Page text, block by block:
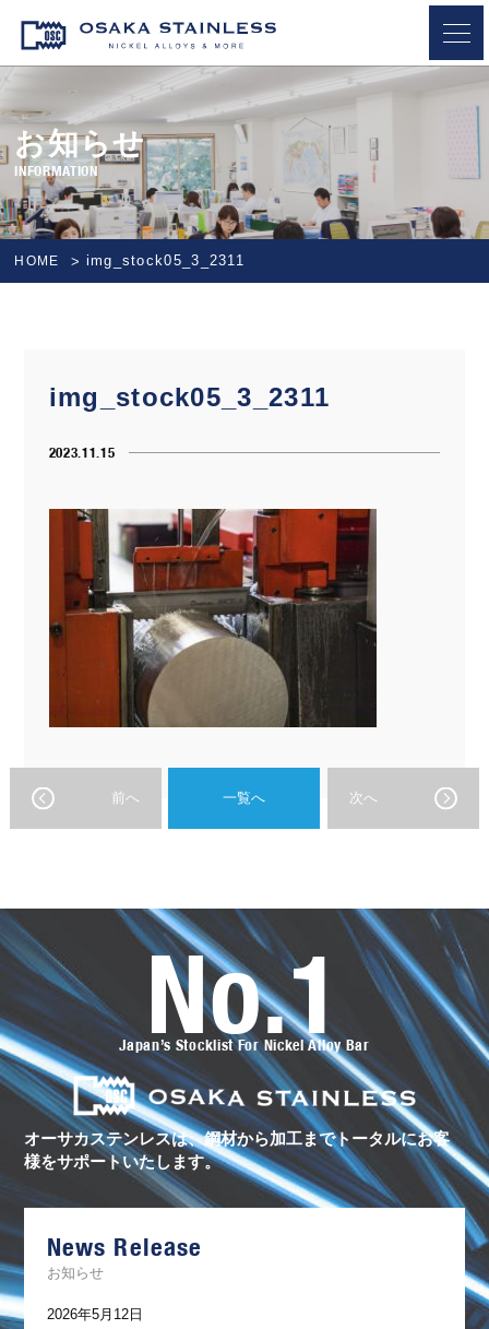
OSAKA STAINLESS
お知らせ
INFORMATION
HOME img_stock05_3_2311
img_stock05_3_2311
2023.11.15
前へ 一覧へ 次へ
オ
カ
ス
テ
ン
レ
ス
の
ト
ー
タ
ポ
No.1
Japan’s Stocklist For Nickel Alloy Bar
オーサカステンレスは、鋼材から加工までトータルにお客
様をサポートいたします。
News Release
お知らせ
2026年5月12日